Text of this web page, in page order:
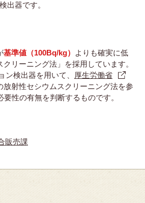
出器です。
基準値（100Bq/kg）
よりも確実に低
リーニング法」を採用しています。
ン検出器を用いて、
厚生労働省
放射性セシウムスクリーニング法を参
性の有無を判断するものです。
売課